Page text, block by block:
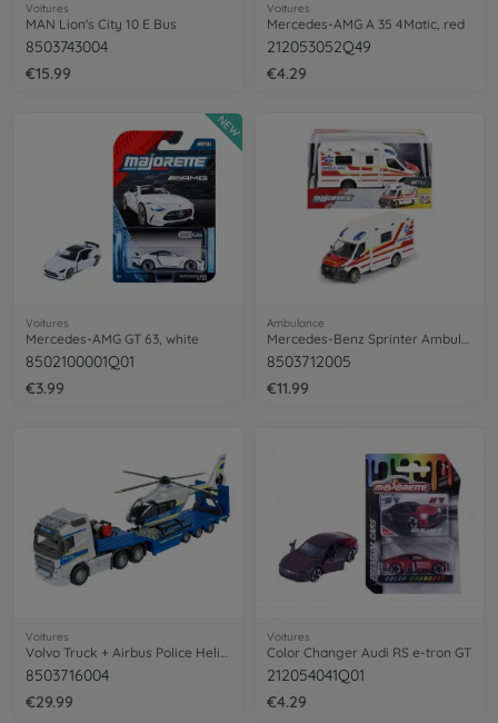
Voitures
MAN Lion's City 10 E Bus
8503743004
€15.99
Voitures
Mercedes-AMG A 35 4Matic, red
212053052Q49
€4.29
Voitures
Mercedes-AMG GT 63, white
8502100001Q01
€3.99
NEW
Ambulance
8503712005
€11.99
Voitures
Volvo Truck + Airbus Police Helicopter
8503716004
€29.99
Voitures
Color Changer Audi RS e-tron GT
212054041Q01
€4.29